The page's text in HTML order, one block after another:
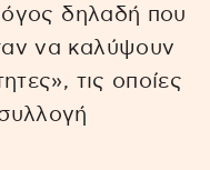
δηλαδή που
να καλύψουν
τις οποίες